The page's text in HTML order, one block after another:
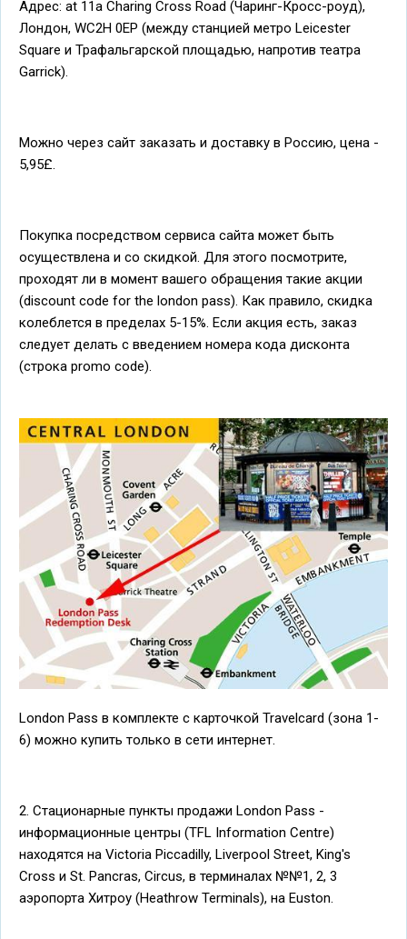
Адрес: at 11a Charing Cross Road (Чаринг-Кросс-роуд),
Лондон, WC2H 0EP (между станцией метро Leicester
Square и Трафальгарской площадью, напротив театра
Garrick).
Можно через сайт заказать и доставку в Россию, цена -
5,95£.
Покупка посредством сервиса сайта может быть
осуществлена и со скидкой. Для этого посмотрите,
проходят ли в момент вашего обращения такие акции
(discount code for the london pass). Как правило, скидка
колеблется в пределах 5-15%. Если акция есть, заказ
следует делать с введением номера кода дисконта
(строка promo code).
London Pass в комплекте с карточкой Travelcard (зона 1-
6) можно купить только в сети интернет.
2. Стационарные пункты продажи London Pass -
информационные центры (TFL Information Centre)
находятся на Victoria Piccadilly, Liverpool Street, King's
Cross и St. Pancras, Circus, в терминалах №№1, 2, 3
аэропорта Хитроу (Heathrow Terminals), на Euston.